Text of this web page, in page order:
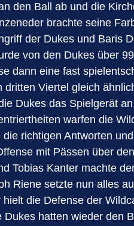
den Ball ab und die
brachte seine
der Dukes und Baris
von den Dukes über
dann eine fast
Viertel gleich
Dukes das Spielgerät
warfen die
richtigen Antworten
mit Pässen über
Tobias Kanter machte
Riene setzte nun alles
die Defense der
hatten wieder den